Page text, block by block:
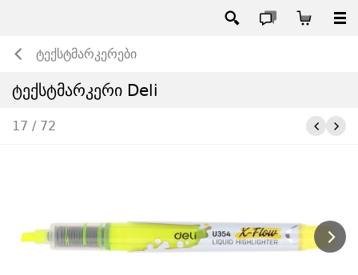
ტექსტმარკერები
ტექსტმარკერი Deli
17 / 72